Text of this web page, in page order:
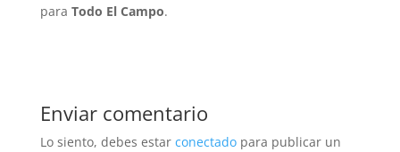
para Todo El Campo.
Enviar comentario
Lo siento, debes estar conectadopara publicar un